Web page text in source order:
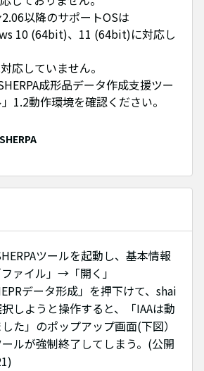
以降のサポートOSは
10 (64bit)、11 (64bit)に対応し
応していません。
成形品データ作成支援ツー
1.2動作環境を確認ください。
ツールを起動し、基本情報
ァイル」→「開く」
データ形成」を押下けて、shai
しようと操作すると、「IAAは動
た」のポップアップ画面(下図）
ルが強制終了してしまう。(公開